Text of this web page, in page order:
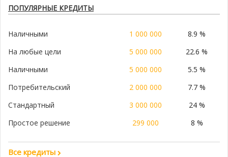
ПОПУЛЯРНЫЕ КРЕДИТЫ
Наличными 1 000 000
8.9 %
На любые цели
5 000 000
22.6 %
Наличными
5 000 000
5.5 %
Потребительский
2 000 000
7.7 %
Стандартный
3 000 000
24 %
Простое решение
299 000 8 %
Все кредиты